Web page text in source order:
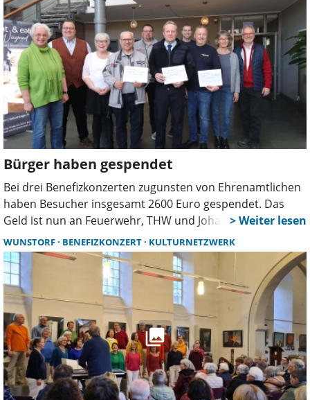
Bürger haben gespendet
Bei drei Benefizkonzerten zugunsten von Ehrenamtlichen
haben Besucher insgesamt 2600 Euro gespendet. Das
Geld ist nun an Feuerwehr, THW und Johanniter
übergeben worden.
WUNSTORF BENEFIZKONZERT KULTURNETZWERK